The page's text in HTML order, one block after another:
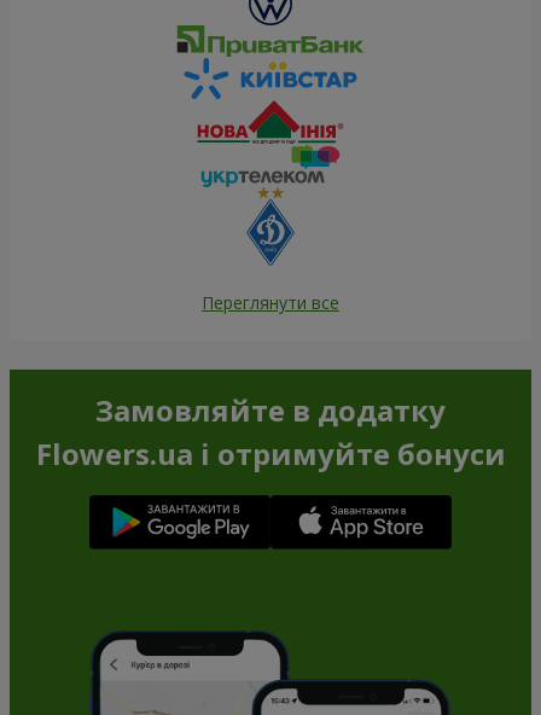
Переглянути все
Замовляйте в додатку
Flowers.ua і отримуйте бонуси